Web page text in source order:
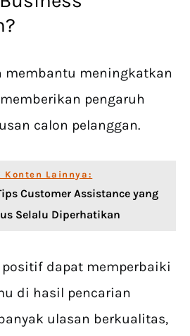
membantu meningkatkan
pengaruh
calon pelanggan.
Konten Lainnya:
Customer Assistance yang
Selalu Diperhatikan
dapat memperbaiki
di hasil pencarian
ulasan berkualitas,